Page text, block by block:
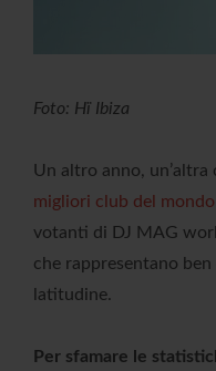
Foto: Hï Ibiza
Un altro anno, un’altra
migliori club del mondo
votanti di DJ MAG
che rappresentano
latitudine.
Per sfamare le